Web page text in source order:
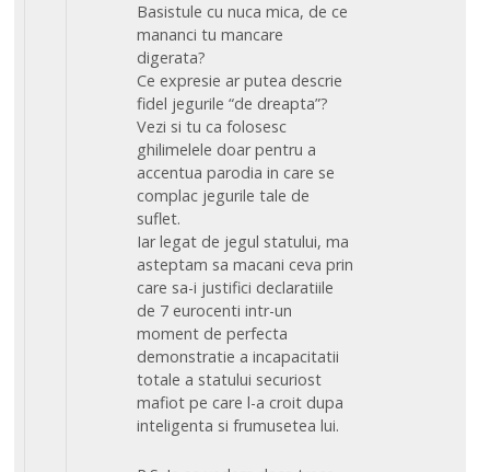
Basistule cu nuca mica, de ce
mananci tu mancare
digerata?
Ce expresie ar putea descrie
fidel jegurile “de dreapta”?
Vezi si tu ca folosesc
ghilimelele doar pentru a
accentua parodia in care se
complac jegurile tale de
suflet.
Iar legat de jegul statului, ma
asteptam sa macani ceva prin
care sa-i justifici declaratiile
de 7 eurocenti intr-un
moment de perfecta
demonstratie a incapacitatii
totale a statului securiost
mafiot pe care l-a croit dupa
inteligenta si frumusetea lui.